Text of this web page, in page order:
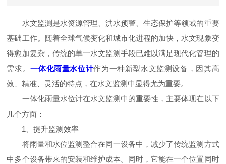
水文监测是水资源管理、洪水预警、生态保护等领域的重要
基础工作。随着全球气候变化和城市化进程的加快，水文现象变
得愈加复杂，传统的单一水文监测手段已难以满足现代化管理的
需求。一体化雨量水位计作为一种新型水文监测设备，因其高
效、精准、灵活的特点，在水文监测中显得尤为重要。
一体化雨量水位计在水文监测中的重要性，主要体现在以下
几个方面：
1、提升监测效率
将雨量和水位监测整合在同一设备中，减少了传统监测方式
中多个设备带来的安装和维护成本。同时，它能在一个位置同时